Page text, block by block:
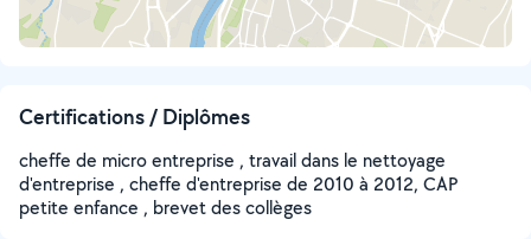
Certifications / Diplômes
cheffe de micro entreprise , travail dans le nettoyage
d'entreprise , cheffe d'entreprise de 2010 à 2012, CAP
petite enfance , brevet des collèges